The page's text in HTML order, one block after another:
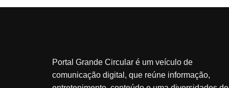
Portal Grande Circular é um veículo de
comunicação digital, que reúne informação,